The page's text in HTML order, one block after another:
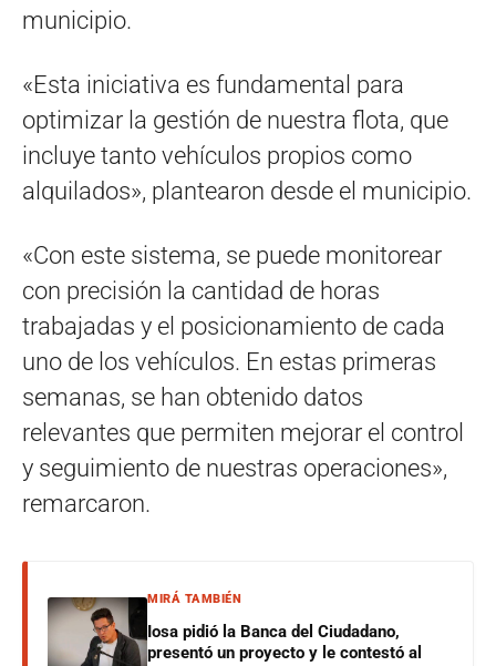
municipio.
«Esta iniciativa es fundamental para
optimizar la gestión de nuestra flota, que
incluye tanto vehículos propios como
alquilados», plantearon desde el municipio.
«Con este sistema, se puede monitorear
con precisión la cantidad de horas
trabajadas y el posicionamiento de cada
uno de los vehículos. En estas primeras
semanas, se han obtenido datos
relevantes que permiten mejorar el control
y seguimiento de nuestras operaciones»,
remarcaron.
MIRÁ TAMBIÉN
Iosa pidió la Banca del Ciudadano,
presentó un proyecto y le contestó al